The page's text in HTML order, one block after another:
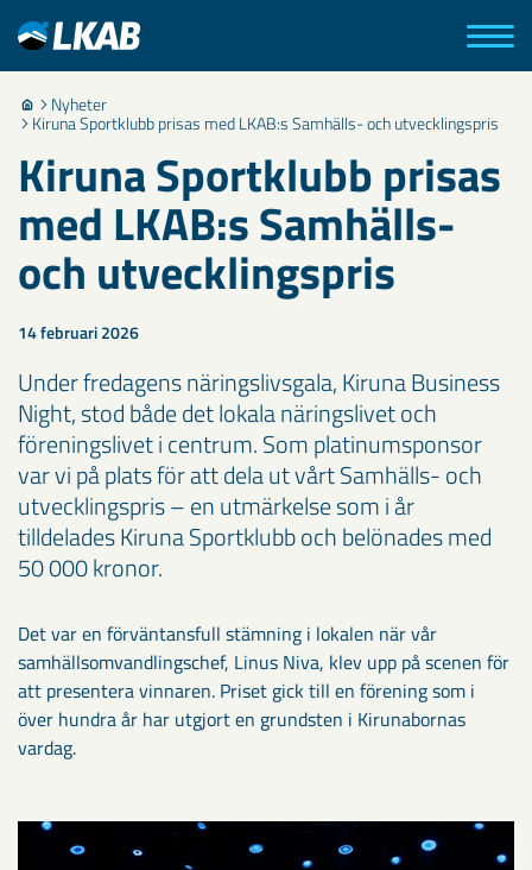
Nyheter
Kiruna Sportklubb prisas med LKAB:s Samhälls- och utvecklingspris
Kiruna Sportklubb prisas
med LKAB:s Samhälls-
och utvecklingspris
14 februari 2026
Under fredagens näringslivsgala, Kiruna Business
Night, stod både det lokala näringslivet och
föreningslivet i centrum. Som platinumsponsor
var vi på plats för att dela ut vårt Samhälls- och
utvecklingspris – en utmärkelse som i år
tilldelades Kiruna Sportklubb och belönades med
50 000 kronor.
Det var en förväntansfull stämning i lokalen när vår
samhällsomvandlingschef, Linus Niva, klev upp på scenen för
att presentera vinnaren. Priset gick till en förening som i
över hundra år har utgjort en grundsten i Kirunabornas
vardag.